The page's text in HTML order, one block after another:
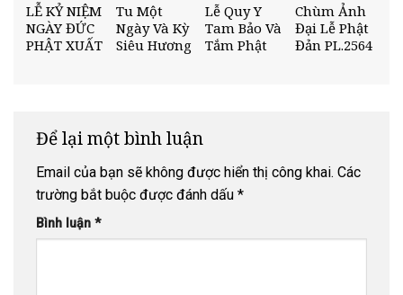
LỄ KỶ NIỆM
NGÀY ĐỨC
PHẬT XUẤT
Tu Một
Ngày Và Kỳ
Siêu Hương
Lễ Quy Y
Tam Bảo Và
Tắm Phật
Chùm Ảnh
Đại Lễ Phật
Đản PL.2564
Để lại một bình luận
Email của bạn sẽ không được hiển thị công khai. Các
trường bắt buộc được đánh dấu *
Bình luận *